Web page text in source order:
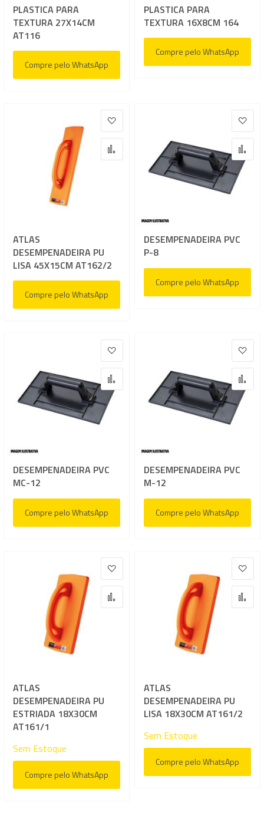
PLASTICA PARA
TEXTURA 27X14CM
AT116
Compre pelo WhatsApp
PLASTICA PARA
TEXTURA 16X8CM 164
Compre pelo WhatsApp
ATLAS
DESEMPENADEIRA PU
LISA 45X15CM AT162/2
Compre pelo WhatsApp
Adicionar à lista de desejos
Adicionar para Comparar
DESEMPENADEIRA PVC
P-8
Compre pelo WhatsApp
DESEMPENADEIRA PVC
MC-12
Compre pelo WhatsApp
Adicionar à lista de desejos
Adicionar para Comparar
DESEMPENADEIRA PVC
M-12
Compre pelo WhatsApp
ATLAS
DESEMPENADEIRA PU
ESTRIADA 18X30CM
AT161/1
Sem Estoque
Compre pelo WhatsApp
Adicionar à lista de desejos
Adicionar para Comparar
ATLAS
DESEMPENADEIRA PU
LISA 18X30CM AT161/2
Sem Estoque
Compre pelo WhatsApp